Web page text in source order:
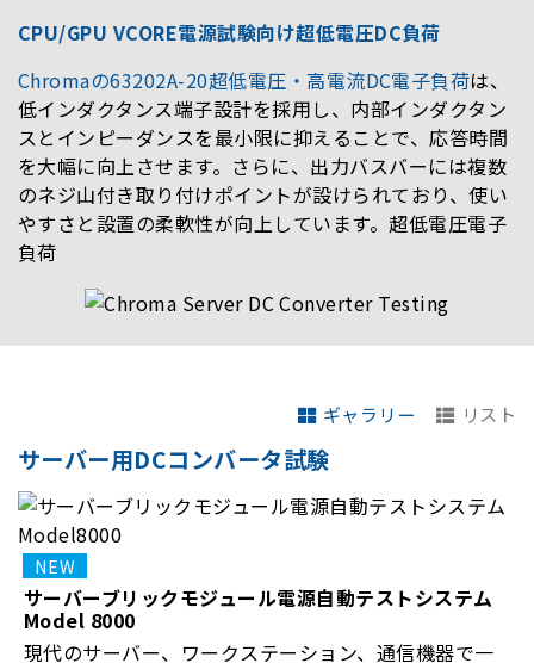
CPU/GPU VCORE電源試験向け超低電圧DC負荷
Chromaの63202A-20超低電圧・高電流DC電子負荷は、
低インダクタンス端子設計を採用し、内部インダクタン
スとインピーダンスを最小限に抑えることで、応答時間
を大幅に向上させます。さらに、出力バスバーには複数
のネジ山付き取り付けポイントが設けられており、使い
やすさと設置の柔軟性が向上しています。超低電圧電子
負荷
ギャラリー リスト
サーバー用DCコンバータ試験
サーバーブリックモジュール電源自動テストシステム
Model 8000
現代のサーバー、ワークステーション、通信機器で一